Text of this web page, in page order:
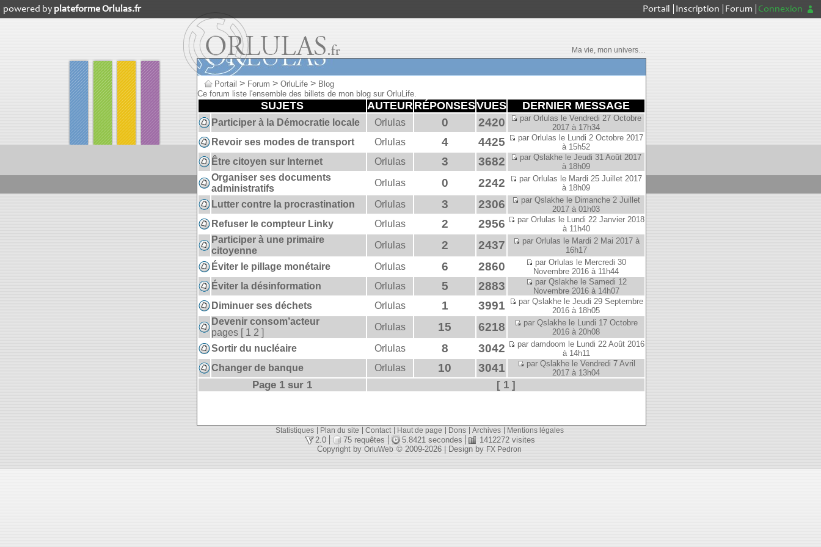
powered by plateforme Orlulas.fr Portail Inscription Forum Connexion
Ma vie, mon univers…
Portail > Forum > OrluLife > Blog
Ce forum liste l'ensemble des billets de mon blog sur OrluLife.
SUJETS AUTEURRÉPONSESVUES DERNIER MESSAGE
Page 1 sur 1 [ 1 ]
Participer à la Démocratie locale Orlulas 0 2420
par Orlulas le Vendredi 27 Octobre
2017 à 17h34
Revoir ses modes de transport Orlulas 4 4425
par Orlulas le Lundi 2 Octobre 2017
à 15h52
Être citoyen sur Internet Orlulas 3 3682
par Qslakhe le Jeudi 31 Août 2017
à 18h09
Organiser ses documents
administratifs
Orlulas 0 2242
par Orlulas le Mardi 25 Juillet 2017
à 18h09
Lutter contre la procrastination Orlulas 3 2306
par Qslakhe le Dimanche 2 Juillet
2017 à 01h03
Refuser le compteur Linky Orlulas 2 2956
par Orlulas le Lundi 22 Janvier 2018
à 11h40
Participer à une primaire
citoyenne
Orlulas 2 2437
par Orlulas le Mardi 2 Mai 2017 à
16h17
Éviter le pillage monétaire Orlulas 6 2860
par Orlulas le Mercredi 30
Novembre 2016 à 11h44
Éviter la désinformation Orlulas 5 2883
par Qslakhe le Samedi 12
Novembre 2016 à 14h07
Diminuer ses déchets Orlulas 1 3991
par Qslakhe le Jeudi 29 Septembre
2016 à 18h05
Devenir consom’acteur
pages [ 1 2 ]
Orlulas 15 6218
par Qslakhe le Lundi 17 Octobre
2016 à 20h08
Sortir du nucléaire Orlulas 8 3042
par damdoom le Lundi 22 Août 2016
à 14h11
Changer de banque Orlulas 10 3041
par Qslakhe le Vendredi 7 Avril
2017 à 13h04
Statistiques Plan du site Contact Haut de page Dons Archives Mentions légales
2.0 75 requêtes 5.8421 secondes
1412272 visites
Copyright by OrluWeb © 2009-2026 | Design by FX Pedron